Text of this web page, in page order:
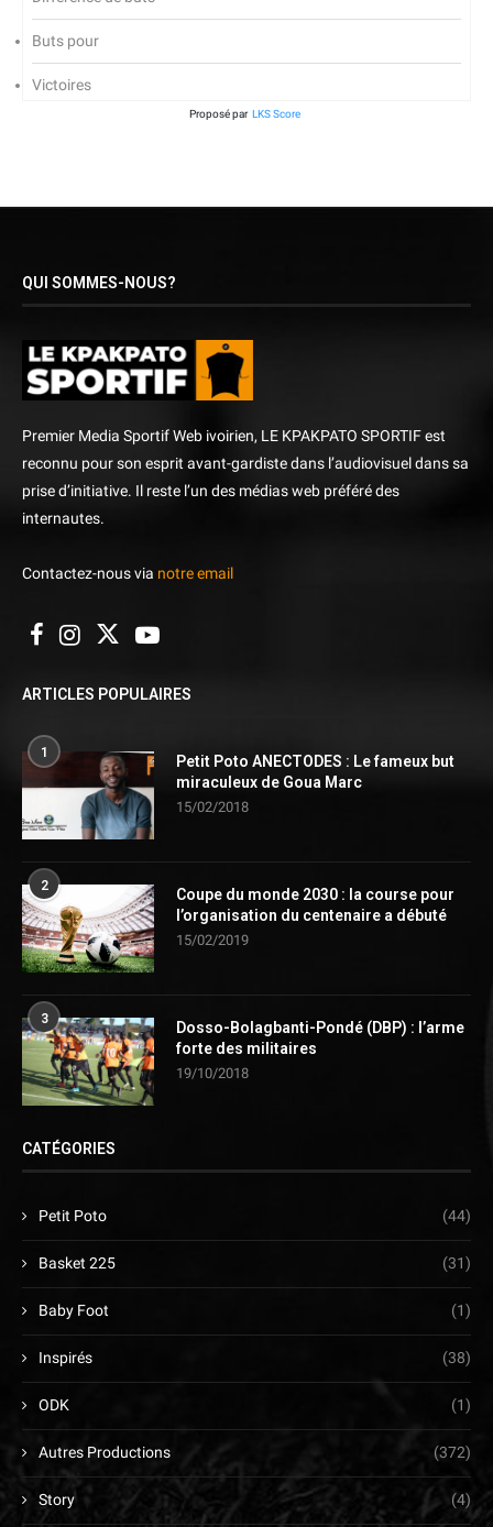
Buts pour
Victoires
Proposé par LKS Score
QUI SOMMES-NOUS?
Premier Media Sportif Web ivoirien, LE KPAKPATO SPORTIF est
reconnu pour son esprit avant-gardiste dans l’audiovisuel dans sa
prise d’initiative. Il reste l’un des médias web préféré des
internautes.
Contactez-nous via notre email
ARTICLES POPULAIRES
1
Petit Poto ANECTODES : Le fameux but
miraculeux de Goua Marc
15/02/2018
2
Coupe du monde 2030 : la course pour
l’organisation du centenaire a débuté
15/02/2019
3
Dosso-Bolagbanti-Pondé (DBP) : l’arme
forte des militaires
19/10/2018
CATÉGORIES
Petit Poto (44)
Basket 225 (31)
Baby Foot (1)
Inspirés (38)
ODK (1)
Autres Productions (372)
Story (4)